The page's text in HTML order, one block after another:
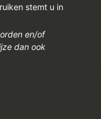
stemt u in
en/of
dan ook